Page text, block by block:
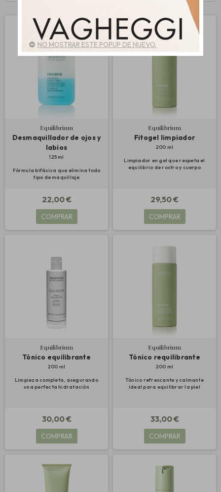
Equilibrium
Desmaquillador de ojos y
labios
125 ml
Fórmula bifásica que elimina todo
tipo de maquillaje
22,00 €
COMPRAR
Equilibrium
Fitogel limpiador
200 ml
Limpiador en gel que respeta el
equilibrio de rostro y cuerpo
29,50 €
COMPRAR
Equilibrium
Tónico equilibrante
200 ml
Limpieza completa, asegurando
una perfecta hidratación
30,00 €
COMPRAR
Equilibrium
Tónico requilibrante
200 ml
Tónico refrescante y calmante
ideal para equilibrar la piel
33,00 €
COMPRAR
NO MOSTRAR ESTE POPUP DE NUEVO.